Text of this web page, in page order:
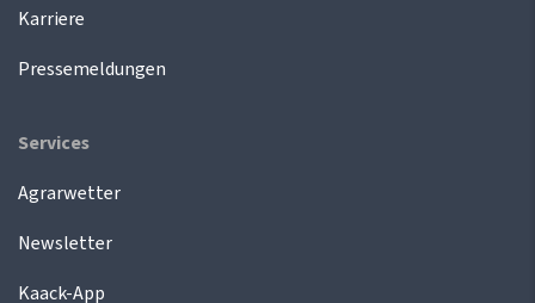
Karriere
Pressemeldungen
Services
Agrarwetter
Newsletter
Kaack-App